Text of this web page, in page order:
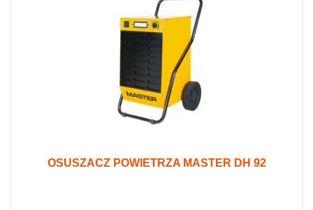
OSUSZACZ POWIETRZA MASTER DH 92